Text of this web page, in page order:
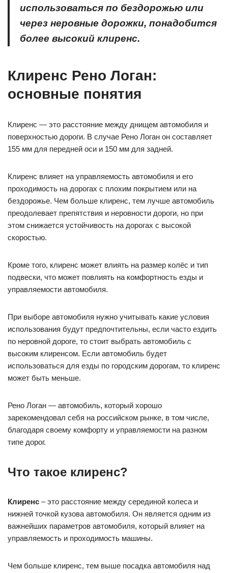
использоваться по бездорожью или
через неровные дорожки, понадобится
более высокий клиренс.
Клиренс Рено Логан:
основные понятия
Клиренс — это расстояние между днищем автомобиля и
поверхностью дороги. В случае Рено Логан он составляет
155 мм для передней оси и 150 мм для задней.
Клиренс влияет на управляемость автомобиля и его
проходимость на дорогах с плохим покрытием или на
бездорожье. Чем больше клиренс, тем лучше автомобиль
преодолевает препятствия и неровности дороги, но при
этом снижается устойчивость на дорогах с высокой
скоростью.
Кроме того, клиренс может влиять на размер колёс и тип
подвески, что может повлиять на комфортность езды и
управляемости автомобиля.
При выборе автомобиля нужно учитывать какие условия
использования будут предпочтительны, если часто ездить
по неровной дороге, то стоит выбрать автомобиль с
высоким клиренсом. Если автомобиль будет
использоваться для езды по городским дорогам, то клиренс
может быть меньше.
Рено Логан — автомобиль, который хорошо
зарекомендовал себя на российском рынке, в том числе,
благодаря своему комфорту и управляемости на разном
типе дорог.
Что такое клиренс?
Клиренс – это расстояние между серединой колеса и
нижней точкой кузова автомобиля. Он является одним из
важнейших параметров автомобиля, который влияет на
управляемость и проходимость машины.
Чем больше клиренс, тем выше посадка автомобиля над